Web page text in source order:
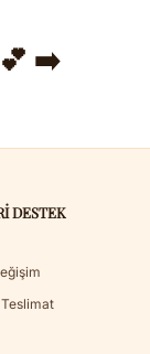
➡️
DESTEK